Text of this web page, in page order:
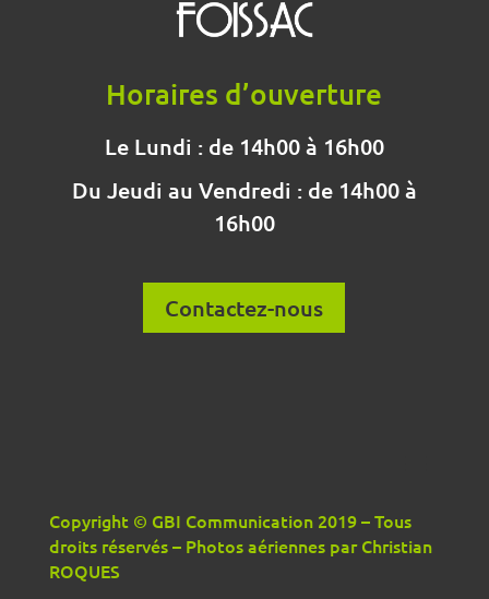
Horaires d’ouverture
Le Lundi : de 14h00 à 16h00
Du Jeudi au Vendredi : de 14h00 à
16h00
Contactez-nous
Copyright © GBI Communication 2019 – Tous
droits réservés – Photos aériennes par Christian
ROQUES